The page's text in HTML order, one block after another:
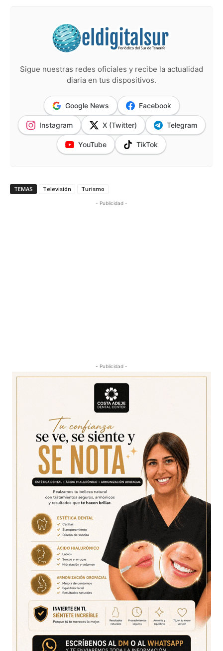
Sigue nuestras redes oficiales y recibe la actualidad
diaria en tus dispositivos.
Google News Facebook
Instagram X (Twitter) Telegram
YouTube TikTok
TEMAS Televisión Turismo
- Publicidad -
- Publicidad -